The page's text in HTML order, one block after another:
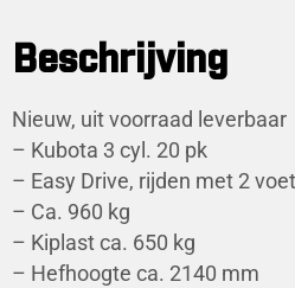
Beschrijving
Nieuw, uit voorraad leverbaar
– Kubota 3 cyl. 20 pk
– Easy Drive, rijden met 2
– Ca. 960 kg
– Kiplast ca. 650 kg
– Hefhoogte ca. 2140 mm